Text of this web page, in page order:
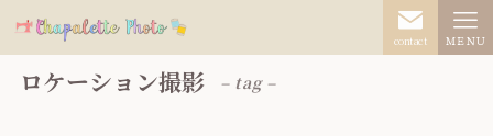
contact ＭＥＮＵ
ロケーション撮影 – tag –